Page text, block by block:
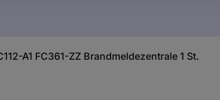
A1 FC361-ZZ Brandmeldezentrale 1 St.